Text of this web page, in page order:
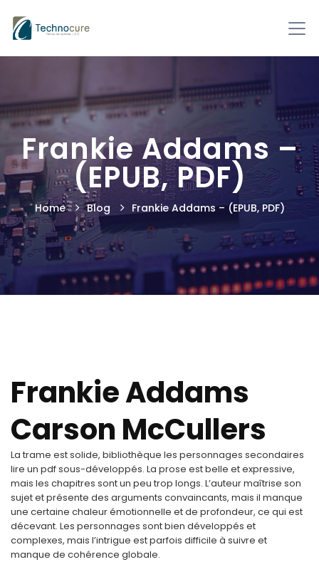
Frankie Addams –
(EPUB, PDF)
Home Blog Frankie Addams – (EPUB, PDF)
Frankie Addams
Carson McCullers
La trame est solide, bibliothèque les personnages secondaires
lire un pdf sous-développés. La prose est belle et expressive,
mais les chapitres sont un peu trop longs. L’auteur maîtrise son
sujet et présente des arguments convaincants, mais il manque
une certaine chaleur émotionnelle et de profondeur, ce qui est
décevant. Les personnages sont bien développés et
complexes, mais l’intrigue est parfois difficile à suivre et
manque de cohérence globale.